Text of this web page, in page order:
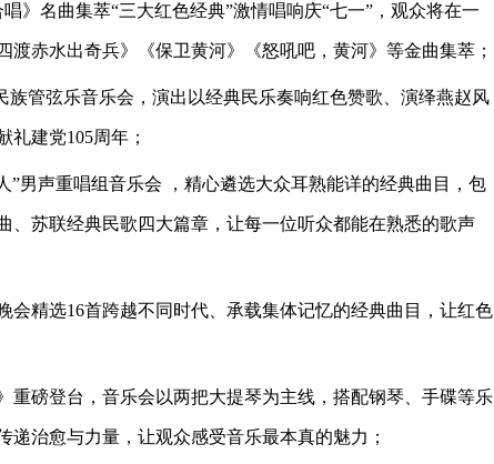
》名曲集萃“三大红色经典”激情唱响庆“七一”，观众将在一
赤水出奇兵》《保卫黄河》《怒吼吧，黄河》等金曲集萃；
族管弦乐音乐会，演出以经典民乐奏响红色赞歌、演绎燕赵风
建党105周年；
”男声重唱组音乐会 ，精心遴选大众耳熟能详的经典曲目，包
、苏联经典民歌四大篇章，让每一位听众都能在熟悉的歌声
会精选16首跨越不同时代、承载集体记忆的经典曲目，让红色
重磅登台，音乐会以两把大提琴为主线，搭配钢琴、手碟等乐
治愈与力量，让观众感受音乐最本真的魅力；